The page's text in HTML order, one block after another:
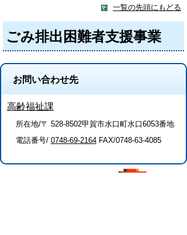
一覧の先頭にもどる
ごみ排出困難者支援事業
お問い合わせ先
高齢福祉課
所在地/〒 528-8502甲賀市水口町水口6053番地
電話番号/ 0748-69-2164 FAX/0748-63-4085